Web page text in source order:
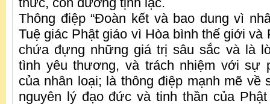
Thông điệp “Đoàn kết và bao dung vì
Tuệ giác Phật giáo vì Hòa bình thế giới và
chứa đựng những giá trị sâu sắc và là
tình yêu thương, và trách nhiệm với sự
của nhân loại; là thông điệp mạnh mẽ
nguyên lý đạo đức và tinh thần của